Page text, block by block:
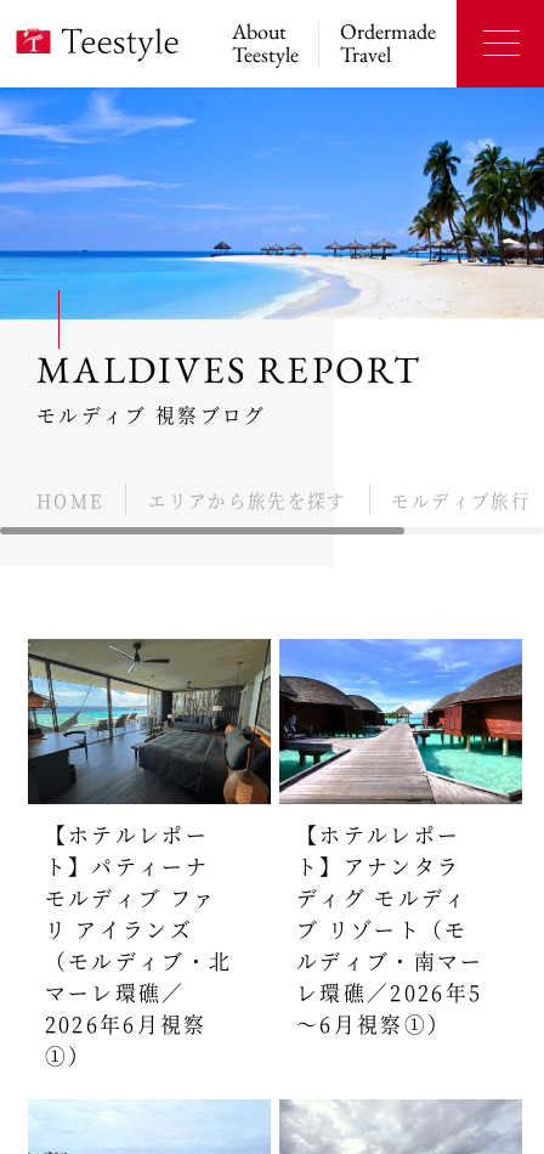
About
Teestyle
Ordermade
Travel
MALDIVES REPORT
モルディブ 視察ブログ
HOME エリアから旅先を探す モルディブ旅行
【ホテルレポー
ト】パティーナ
モルディブ ファ
リ アイランズ
（モルディブ・北
マーレ環礁／
2026年6月視察
①）
【ホテルレポー
ト】アナンタラ
ディグ モルディ
ブ リゾート（モ
ルディブ・南マー
レ環礁／2026年5
～6月視察①）